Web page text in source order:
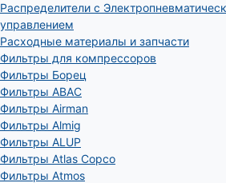
Распределители с
управлением
Расходные материалы и запчасти
Фильтры для компрессоров
Фильтры Борец
Фильтры ABAC
Фильтры Airman
Фильтры Almig
Фильтры ALUP
Фильтры Atlas Copco
Фильтры Atmos